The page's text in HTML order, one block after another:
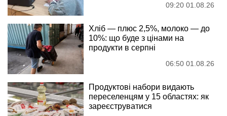
09:20 01.08.26
Хліб — плюс 2,5%, молоко — до
10%: що буде з цінами на
продукти в серпні
06:50 01.08.26
Продуктові набори видають
переселенцям у 15 областях: як
зареєструватися